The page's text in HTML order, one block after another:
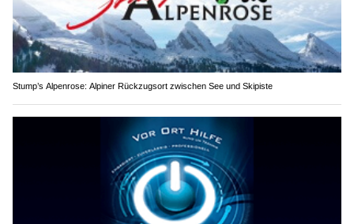
Stump’s Alpenrose: Alpiner Rückzugsort zwischen See und Skipiste